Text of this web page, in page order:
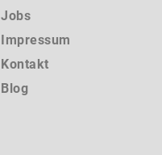
Jobs
Impressum
Kontakt
Blog